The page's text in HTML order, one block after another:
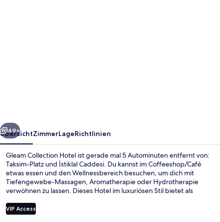
Weiter
49+
ÜbersichtZimmerLageRichtlinien
Gleam Collection Hotel ist gerade mal 5 Autominuten entfernt von:
Taksim-Platz und İstiklal Caddesi. Du kannst im Coffeeshop/Café
etwas essen und den Wellnessbereich besuchen, um dich mit
Tiefengewebe-Massagen, Aromatherapie oder Hydrotherapie
verwöhnen zu lassen. Dieses Hotel im luxuriösen Stil bietet als
Dampfbad. Die öffentlichen Verkehrsmittel sind nur einen kurzen
Fußmarsch entfernt: Zur U-Bahn-Station Osmanbey Station sind es
VIP Access